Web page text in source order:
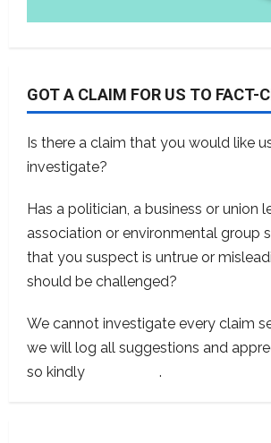
GOT A CLAIM FOR US TO FACT-
Is there a claim that you would like
investigate?
Has a politician, a business or union
association or environmental group
that you suspect is untrue or
should be challenged?
We cannot investigate every claim
we will log all suggestions and
so kindly
.